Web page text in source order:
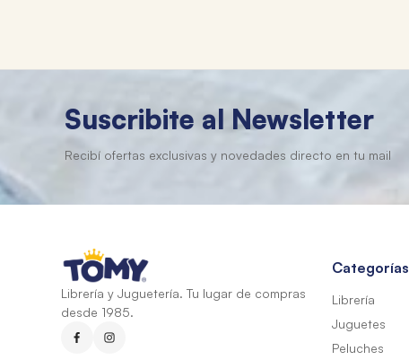
Suscribite al Newsletter
Librería y Juguetería. Tu lugar de compras
desde 1985.
Categorías
Librería
Juguetes
Peluches